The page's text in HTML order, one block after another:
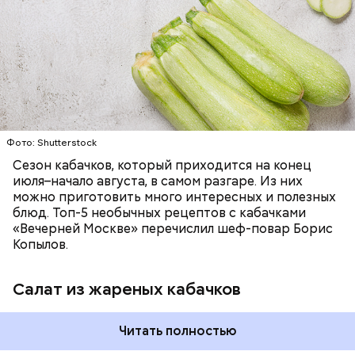
Фото: Shutterstock
Сезон кабачков, который приходится на конец
июля–начало августа, в самом разгаре. Из них
можно приготовить много интересных и полезных
блюд. Топ-5 необычных рецептов с кабачками
«Вечерней Москве» перечислил шеф-повар Борис
Копылов.
Салат из жареных кабачков
Читать полностью
ЕДА ОВОЩИ РЕЦЕПТЫ
кремний — укрепляет кости, зубы, волосы и
Вред дыни
Фото: Shutterstock
А врач-эндокринолог Алексей Калинчев рассказал,
что существует множество блюд, где используют
салаты, лаваш с творогом и сыром, пироги, омлет,
запеканка. Щавеля там везде используется
немного, поэтому никакого вреда от него не будет.
Чем разнообразнее рацион питания человека, тем
лучше. Потому что это исключает вероятность
возникновения дефицитов микроэлементов, —
заверил специалист.